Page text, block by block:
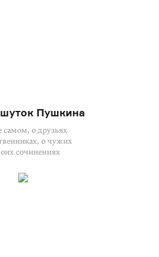
Пушкина
самом, о друзьях
о чужих
сочинениях